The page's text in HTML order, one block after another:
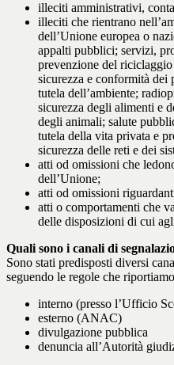
illeciti amministrativi,
illeciti che rientrano
dell’Unione europea o
appalti pubblici; servizi,
prevenzione del
sicurezza e conformità dei
tutela dell’ambiente;
sicurezza degli alimenti e
degli animali; salute
tutela della vita privata e
sicurezza delle reti e dei
atti od omissioni che
dell’Unione;
atti od omissioni
atti o comportamenti che
delle disposizioni di cui
Quali sono i canali di
Sono stati predisposti diversi
seguendo le regole che
interno (presso l’Ufficio
esterno (ANAC)
divulgazione pubblica
denuncia all’Autorità